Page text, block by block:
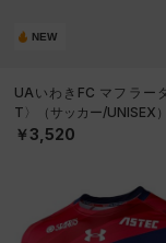
NEW
UAいわきFC マフラー
T〉（サッカー/UNISEX）
￥3,520